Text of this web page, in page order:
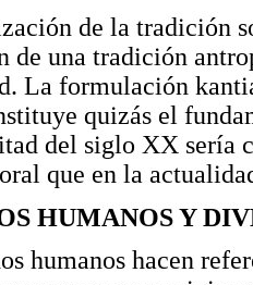
de la tradición
de una tradición
La formulación
quizás el
del siglo XX sería
que en la
HUMANOS Y
humanos hacen